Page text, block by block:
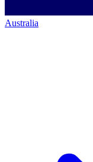
Australia